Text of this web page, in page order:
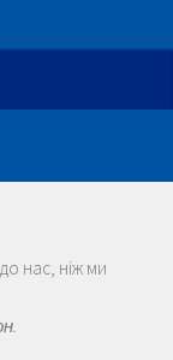
нас, ніж ми